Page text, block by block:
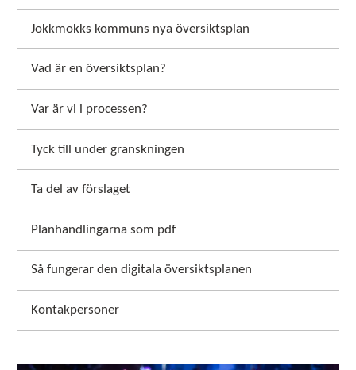
Jokkmokks kommuns nya översiktsplan
Vad är en översiktsplan?
Var är vi i processen?
Tyck till under granskningen
Ta del av förslaget
Planhandlingarna som pdf
Så fungerar den digitala översiktsplanen
Kontakpersoner